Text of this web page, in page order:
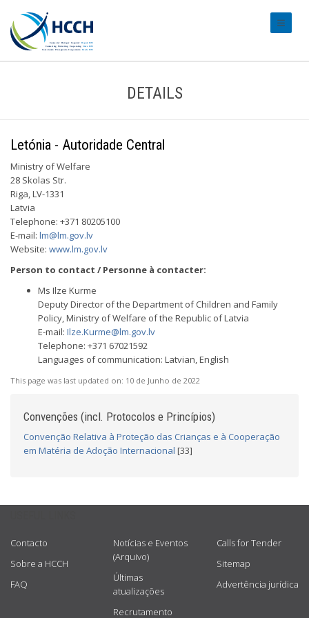
DETAILS
Letónia - Autoridade Central
Ministry of Welfare
28 Skolas Str.
Riga, LV-1331
Latvia
Telephone: +371 80205100
E-mail: lm@lm.gov.lv
Website: www.lm.gov.lv
Person to contact / Personne à contacter:
Ms Ilze Kurme
Deputy Director of the Department of Children and Family
Policy, Ministry of Welfare of the Republic of Latvia
E-mail: Ilze.Kurme@lm.gov.lv
Telephone: +371 67021592
Languages of communication: Latvian, English
This page was last updated on: 10 de Junho de 2022
Convenções (incl. Protocolos e Princípios)
Convenção Relativa à Proteção das Crianças e à Cooperação
em Matéria de Adoção Internacional [33]
Contacto
Sobre a HCCH
FAQ
Notícias e Eventos
(Arquivo)
Últimas
atualizações
Recrutamento
Calls for Tender
Sitemap
Advertência jurídica